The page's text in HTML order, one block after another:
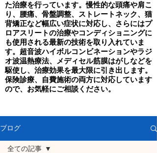
た治療を行っています。慢性的な頭痛や肩こ
り、腰痛、骨盤調整、ストレートネック、猫
背矯正など幅広い症状に対応し、さらにはプ
ロアスリートの治療やコンディショニングに
も使用される最新の技術を取り入れていま
す。超音波ハイボルコンビネーションやラジ
オ波温熱療法、メディセル筋膜はがしなどを
駆使し、治療効果を最大限に引き出します。
保険診療、自費施術の両方に対応しています
ので、お気軽にご相談ください。
ブログ
全ての記事